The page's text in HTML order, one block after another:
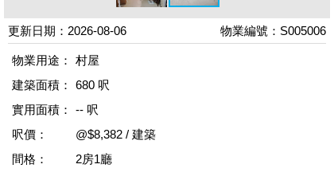
更新日期：2026-08-06 物業編號：S005006
物業用途：
村屋
建築面積：
680 呎
實用面積：
-- 呎
呎價：
@$8,382 / 建築
間格：
2房1廳